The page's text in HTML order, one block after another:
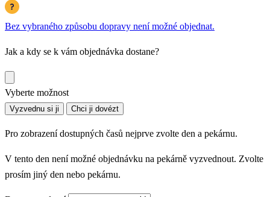
Bez vybraného způsobu dopravy není možné objednat.
Jak a kdy se k vám objednávka dostane?
Vyberte možnost
Vyzvednu si ji Chci ji dovézt
Pro zobrazení dostupných časů nejprve zvolte den a pekárnu.
V tento den není možné objednávku na pekárně vyzvednout. Zvolte
prosím jiný den nebo pekárnu.